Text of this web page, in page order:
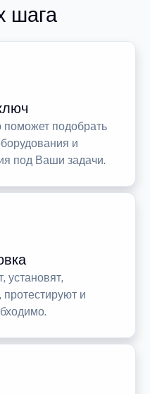
шага
подобрать
и
под Ваши задачи.
установят,
и